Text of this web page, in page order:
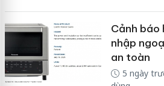
Cảnh báo
nhập
an toàn
5 ngày